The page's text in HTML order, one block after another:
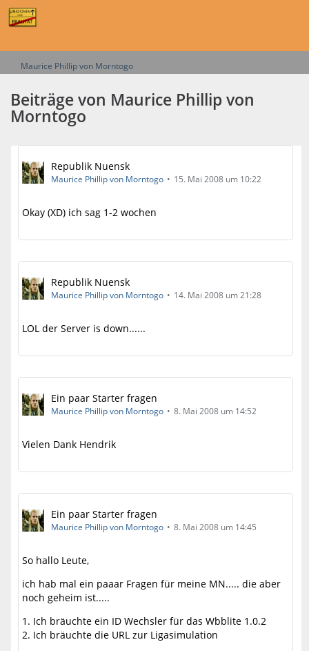
Maurice Phillip von Morntogo
Beiträge von Maurice Phillip von
Morntogo
Republik Nuensk
Maurice Phillip von Morntogo 15. Mai 2008 um 10:22
Okay (XD) ich sag 1-2 wochen
Republik Nuensk
Maurice Phillip von Morntogo 14. Mai 2008 um 21:28
LOL der Server is down......
Ein paar Starter fragen
Maurice Phillip von Morntogo 8. Mai 2008 um 14:52
Vielen Dank Hendrik
Ein paar Starter fragen
Maurice Phillip von Morntogo 8. Mai 2008 um 14:45
So hallo Leute,
ich hab mal ein paaar Fragen für meine MN..... die aber
noch geheim ist.....
1. Ich bräuchte ein ID Wechsler für das Wbblite 1.0.2
2. Ich bräuchte die URL zur Ligasimulation